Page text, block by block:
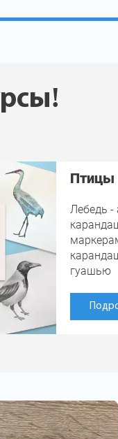
Птицы
Лебедь -
гуашью